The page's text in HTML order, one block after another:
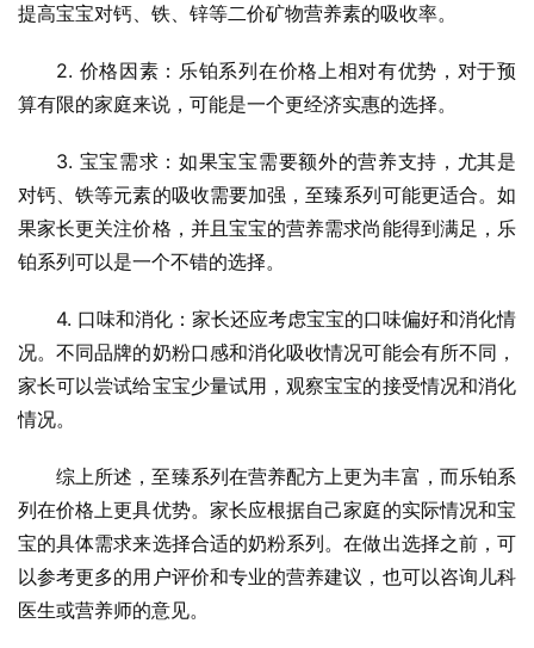
提高宝宝对钙、铁、锌等二价矿物营养素的吸收率。
2. 价格因素：乐铂系列在价格上相对有优势，对于预
算有限的家庭来说，可能是一个更经济实惠的选择。
3. 宝宝需求：如果宝宝需要额外的营养支持，尤其是
对钙、铁等元素的吸收需要加强，至臻系列可能更适合。如
果家长更关注价格，并且宝宝的营养需求尚能得到满足，乐
铂系列可以是一个不错的选择。
4. 口味和消化：家长还应考虑宝宝的口味偏好和消化情
况。不同品牌的奶粉口感和消化吸收情况可能会有所不同，
家长可以尝试给宝宝少量试用，观察宝宝的接受情况和消化
情况。
综上所述，至臻系列在营养配方上更为丰富，而乐铂系
列在价格上更具优势。家长应根据自己家庭的实际情况和宝
宝的具体需求来选择合适的奶粉系列。在做出选择之前，可
以参考更多的用户评价和专业的营养建议，也可以咨询儿科
医生或营养师的意见。